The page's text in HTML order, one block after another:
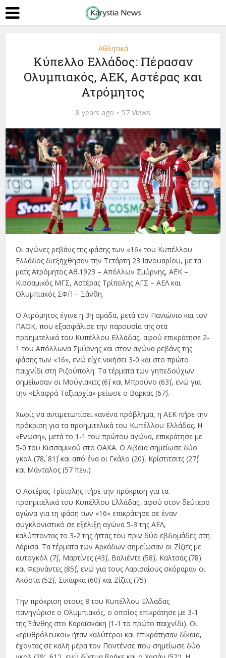
Αθλητικά
Κύπελλο Ελλάδος: Πέρασαν
Ολυμπιακός, ΑΕΚ, Αστέρας και
Ατρόμητος
8 years ago 57 Views
Οι αγώνες ρεβάνς της φάσης των «16» του Κυπέλλου
Ελλάδος διεξήχθησαν την Τετάρτη 23 Ιανουαρίου, με τα
ματς Ατρόμητος Αθ.1923 – Απόλλων Σμύρνης, ΑΕΚ –
Κισσαμικός ΜΓΣ, Αστέρας Τρίπολης ΑΓΣ – ΑΕΛ και
Ολυμπιακός ΣΦΠ – Ξάνθη.
Ο Ατρόμητος έγινε η 3η ομάδα, μετά τον Πανιώνιο και τον
ΠΑΟΚ, που εξασφάλισε την παρουσία της στα
προημιτελικά του Κυπέλλου Ελλάδας, αφού επικράτησε 2-
1 του Απόλλωνα Σμύρνης και στον αγώνα ρεβάνς της
φάσης των «16», ενώ είχε νικήσει 3-0 και στο πρώτο
παιχνίδι στη Ριζούπολη. Τα τέρματα των γηπεδούχων
σημείωσαν οι Μούγιακιτς (6΄) και Μπρούνο (63΄), ενώ για
την «Ελαφρά Ταξιαρχία» μείωσε ο Βάρκας (67΄).
Χωρίς να αντιμετωπίσει κανένα πρόβλημα, η ΑΕΚ πήρε την
πρόκριση για τα προημιτελικά του Κυπέλλου Ελλάδας. Η
«Ενωση», μετά το 1-1 του πρώτου αγώνα, επικράτησε με
5-0 του Κισσαμικού στο ΟΑΚΑ. O Λιβάια σημείωσε δύο
γκολ (78΄, 81΄) και από ένα οι Γκάλο (20΄), Κρίστιτσιτς (27΄)
και Μάνταλος (57΄ πεν.)
Ο Αστέρας Τρίπολης πήρε την πρόκριση για τα
προημιτελικά του Κυπέλλου Ελλάδας, αφού στον δεύτερο
αγώνα για τη φάση των «16» επικράτησε σε έναν
συγκλονιστικό σε εξέλιξη αγώνα 5-3 της ΑΕΛ,
καλύπτοντας το 3-2 της ήττας του πριν δύο εβδομάδες στη
Λάρισα. Τα τέρματα των Αρκάδων σημείωσαν οι Ζίζιτς με
αυτογκόλ (7΄), Μαρτίνες (43΄), Βαλιέντε (58΄), Καλτσάς (78΄)
και Φερνάντες (85΄), ενώ για τους Λαρισαίους σκόραραν οι
Ακόστα (52΄), Σικάφκα (60΄) και Ζίζιτς (75΄).
Την πρόκριση στους 8 του Κυπέλλου Ελλάδας
πανηγύρισε ο Ολυμπιακός, ο οποίος επικράτησε με 3-1
της Ξάνθης στο Καραϊσκάκη (1-1 το πρώτο παιχνίδι). Οι
«ερυθρόλευκοι» ήταν καλύτεροι και επικράτησαν δίκαια,
έχοντας σε καλή μέρα τον Ποντένσε που σημείωσε δύο